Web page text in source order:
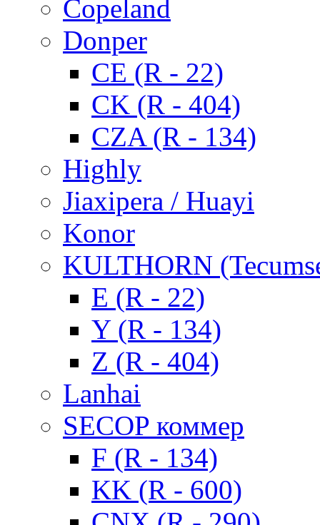
Copeland
Donper
CE (R - 22)
CK (R - 404)
CZA (R - 134)
Highly
Jiaxipera / Huayi
Konor
KULTHORN
E (R - 22)
Y (R - 134)
Z (R - 404)
Lanhai
SECOP коммер
F (R - 134)
KK (R - 600)